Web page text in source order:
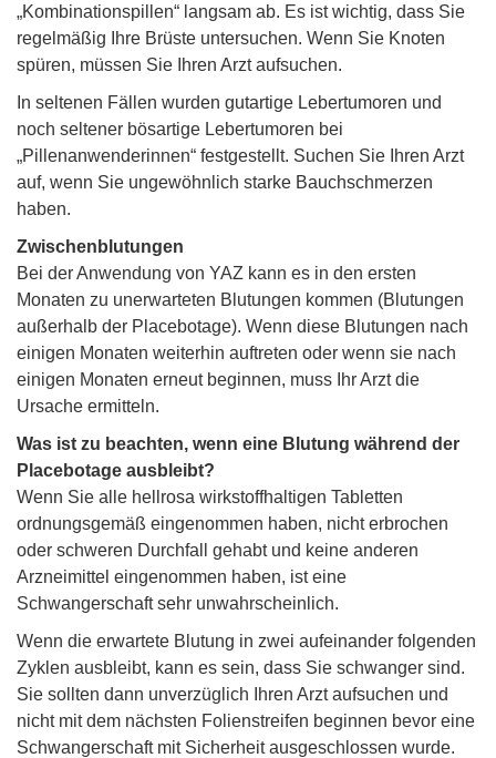
„Kombinationspillen“ langsam ab. Es ist wichtig, dass Sie
regelmäßig Ihre Brüste untersuchen. Wenn Sie Knoten
spüren, müssen Sie Ihren Arzt aufsuchen.
In seltenen Fällen wurden gutartige Lebertumoren und
noch seltener bösartige Lebertumoren bei
„Pillenanwenderinnen“ festgestellt. Suchen Sie Ihren Arzt
auf, wenn Sie ungewöhnlich starke Bauchschmerzen
haben.
Zwischenblutungen
Bei der Anwendung von YAZ kann es in den ersten
Monaten zu unerwarteten Blutungen kommen (Blutungen
außerhalb der Placebotage). Wenn diese Blutungen nach
einigen Monaten weiterhin auftreten oder wenn sie nach
einigen Monaten erneut beginnen, muss Ihr Arzt die
Ursache ermitteln.
Was ist zu beachten, wenn eine Blutung während der
Placebotage ausbleibt?
Wenn Sie alle hellrosa wirkstoffhaltigen Tabletten
ordnungsgemäß eingenommen haben, nicht erbrochen
oder schweren Durchfall gehabt und keine anderen
Arzneimittel eingenommen haben, ist eine
Schwangerschaft sehr unwahrscheinlich.
Wenn die erwartete Blutung in zwei aufeinander folgenden
Zyklen ausbleibt, kann es sein, dass Sie schwanger sind.
Sie sollten dann unverzüglich Ihren Arzt aufsuchen und
nicht mit dem nächsten Folienstreifen beginnen bevor eine
Schwangerschaft mit Sicherheit ausgeschlossen wurde.